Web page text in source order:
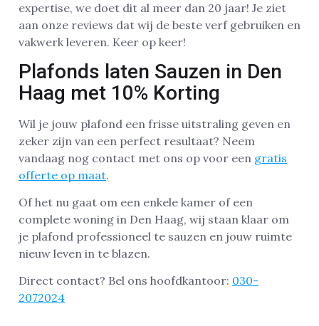
expertise, we doet dit al meer dan 20 jaar! Je ziet
aan onze reviews dat wij de beste verf gebruiken en
vakwerk leveren. Keer op keer!
Plafonds laten Sauzen in Den
Haag met 10% Korting
Wil je jouw plafond een frisse uitstraling geven en
zeker zijn van een perfect resultaat? Neem
vandaag nog contact met ons op voor een gratis
offerte op maat.
Of het nu gaat om een enkele kamer of een
complete woning in Den Haag, wij staan klaar om
je plafond professioneel te sauzen en jouw ruimte
nieuw leven in te blazen.
Direct contact? Bel ons hoofdkantoor: 030-
2072024